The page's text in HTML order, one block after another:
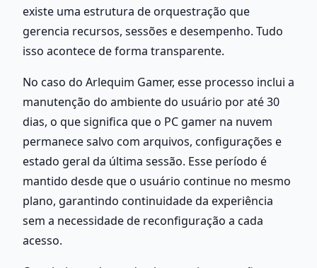
existe uma estrutura de orquestração que
gerencia recursos, sessões e desempenho. Tudo
isso acontece de forma transparente.
No caso do Arlequim Gamer, esse processo inclui a
manutenção do ambiente do usuário por até 30
dias, o que significa que o PC gamer na nuvem
permanece salvo com arquivos, configurações e
estado geral da última sessão. Esse período é
mantido desde que o usuário continue no mesmo
plano, garantindo continuidade da experiência
sem a necessidade de reconfiguração a cada
acesso.